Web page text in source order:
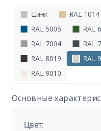
Цинк RAL 1014
RAL 5005
RAL
RAL 7004
RAL
RAL 8019
RAL
RAL 9010
Основные
Цвет: